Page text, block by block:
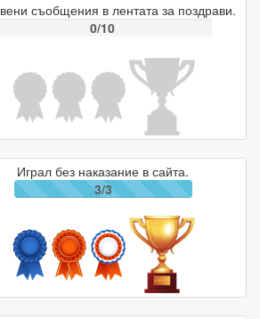
съобщения в лентата за поздрави.
0/10
Играл без наказание в сайта.
3/3